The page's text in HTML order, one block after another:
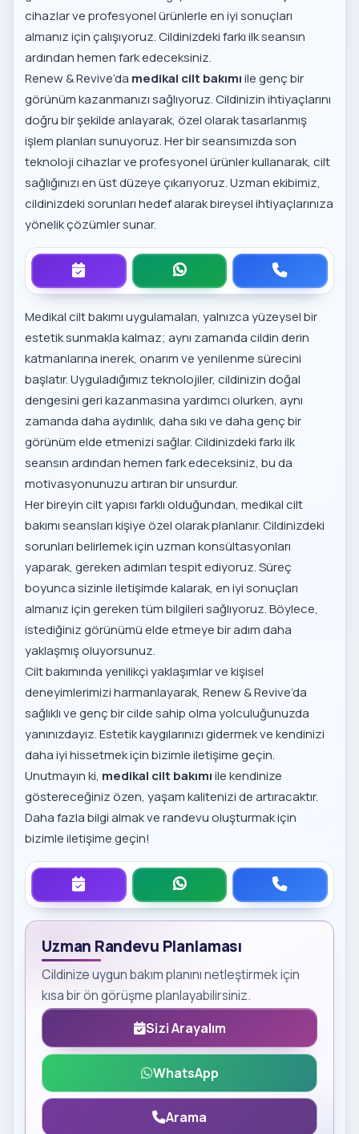
cihazlar ve profesyonel ürünlerle en iyi sonuçları
almanız için çalışıyoruz. Cildinizdeki farkı ilk seansın
ardından hemen fark edeceksiniz.
Renew & Revive’da medikal cilt bakımıile genç bir
görünüm kazanmanızı sağlıyoruz. Cildinizin ihtiyaçlarını
doğru bir şekilde anlayarak, özel olarak tasarlanmış
işlem planları sunuyoruz. Her bir seansımızda son
teknoloji cihazlar ve profesyonel ürünler kullanarak, cilt
sağlığınızı en üst düzeye çıkarıyoruz. Uzman ekibimiz,
cildinizdeki sorunları hedef alarak bireysel ihtiyaçlarınıza
yönelik çözümler sunar.
Medikal cilt bakımı uygulamaları, yalnızca yüzeysel bir
estetik sunmakla kalmaz; aynı zamanda cildin derin
katmanlarına inerek, onarım ve yenilenme sürecini
başlatır. Uyguladığımız teknolojiler, cildinizin doğal
dengesini geri kazanmasına yardımcı olurken, aynı
zamanda daha aydınlık, daha sıkı ve daha genç bir
görünüm elde etmenizi sağlar. Cildinizdeki farkı ilk
seansın ardından hemen fark edeceksiniz, bu da
motivasyonunuzu artıran bir unsurdur.
Her bireyin cilt yapısı farklı olduğundan, medikal cilt
bakımı seansları kişiye özel olarak planlanır. Cildinizdeki
sorunları belirlemek için uzman konsültasyonları
yaparak, gereken adımları tespit ediyoruz. Süreç
boyunca sizinle iletişimde kalarak, en iyi sonuçları
almanız için gereken tüm bilgileri sağlıyoruz. Böylece,
istediğiniz görünümü elde etmeye bir adım daha
yaklaşmış oluyorsunuz.
Cilt bakımında yenilikçi yaklaşımlar ve kişisel
deneyimlerimizi harmanlayarak, Renew & Revive’da
sağlıklı ve genç bir cilde sahip olma yolculuğunuzda
yanınızdayız. Estetik kaygılarınızı gidermek ve kendinizi
daha iyi hissetmek için bizimle iletişime geçin.
Unutmayın ki, medikal cilt bakımıile kendinize
göstereceğiniz özen, yaşam kalitenizi de artıracaktır.
Daha fazla bilgi almak ve randevu oluşturmak için
bizimle iletişime geçin!
Uzman Randevu Planlaması
Cildinize uygun bakım planını netleştirmek için
kısa bir ön görüşme planlayabilirsiniz.
Sizi Arayalım
WhatsApp
Arama